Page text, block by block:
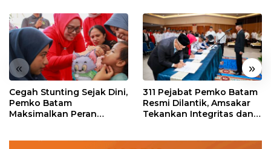
« »
Cegah Stunting Sejak Dini,
Pemko Batam
Maksimalkan Peran
311 Pejabat Pemko Batam
Resmi Dilantik, Amsakar
Tekankan Integritas dan